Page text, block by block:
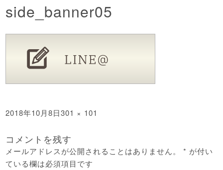
side_banner05
投
日:
2018年10月8日フ
サ
イ
ズ
301 × 101
コメントを残す
メールアドレスが公開されることはありません。 * が付い
ている欄は必須項目です